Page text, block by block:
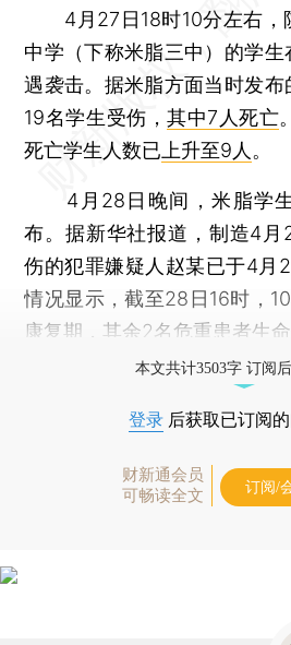
4月27日18时10分左右，
中学（下称米脂三中）的学
遇袭击。据米脂方面当时发
19名学生受伤，其中7人死亡
死亡学生人数已 上升至9人 。
4月28日晚间，米脂学生
布。据新华社报道，制造4月
伤的犯罪嫌疑人赵某已于4月
情况显示，截至28日16时，
康复期，其余2名危重患者生命
本文共计3503字 订阅
登录 后获取已订阅
财新通会员
可畅读全文
订阅/